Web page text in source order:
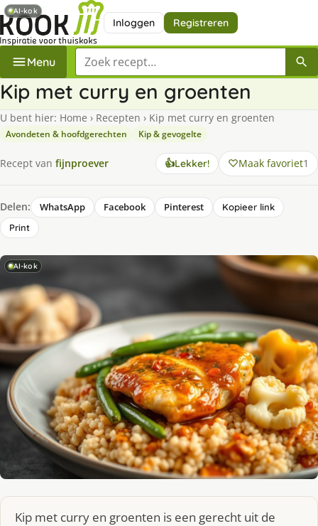
Inloggen Registreren
Menu Zoek een recept
Kip met curry en groenten
U bent hier: Home › Recepten › Kip met curry en groenten
Avondeten & hoofdgerechten Kip & gevogelte
Recept van fijnproever 👍Lekker! Maak favoriet1
Delen: WhatsApp Facebook Pinterest
Kopieer link
Print
AI-kok
Kip met curry en groenten is een gerecht uit de
AI-kok